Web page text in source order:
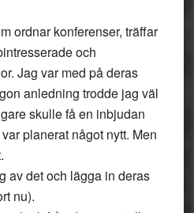
ordnar konferenser, träffar
och
Jag var med på deras
anledning trodde jag väl
skulle få en inbjudan
planerat något nytt. Men
av det och lägga in deras
nu).